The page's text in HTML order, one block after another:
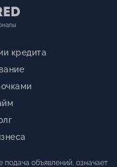
кредита
подача объявлений, означает